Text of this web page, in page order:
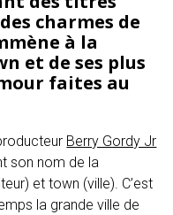
charmes de
à la
et de ses plus
faites au
Berry Gordy Jr
son nom de la
et town (ville). C’est
la grande ville de